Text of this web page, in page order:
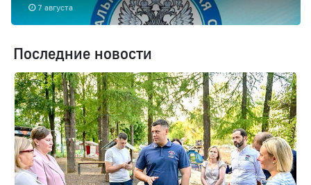
7 августа
Последние новости